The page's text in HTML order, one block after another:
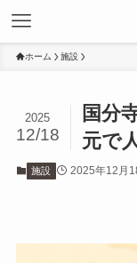
ホーム 施設
国分
元で
2025
12/18
施設 2025年12月